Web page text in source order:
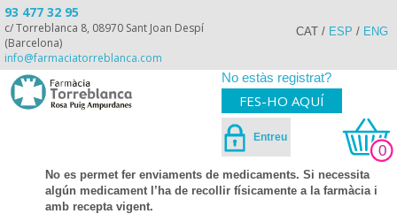
93 477 32 95
c/ Torreblanca 8, 08970 Sant Joan Despí
(Barcelona)
info@farmaciatorreblanca.com
CAT / ESP / ENG
No estàs registrat?
FES-HO AQUÍ
Entreu
0
No es permet fer enviaments de medicaments. Si necessita
algún medicament l’ha de recollir físicamente a la farmàcia i
amb recepta vigent.